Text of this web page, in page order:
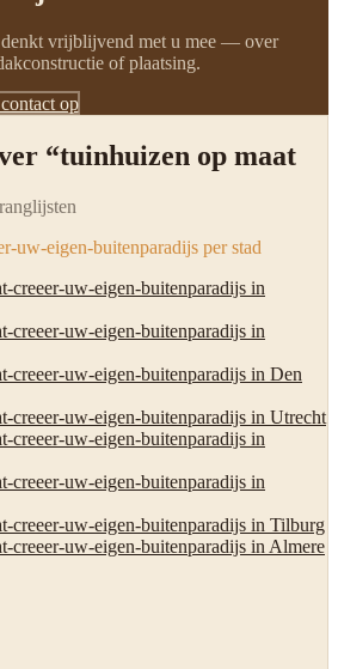
denkt vrijblijvend met u mee — over
of plaatsing.
op
“tuinhuizen op maat
uw-eigen-buitenparadijs per stad
creeer-uw-eigen-buitenparadijs in
creeer-uw-eigen-buitenparadijs in
creeer-uw-eigen-buitenparadijs in Den
creeer-uw-eigen-buitenparadijs in Utrecht
creeer-uw-eigen-buitenparadijs in
creeer-uw-eigen-buitenparadijs in
creeer-uw-eigen-buitenparadijs in Tilburg
creeer-uw-eigen-buitenparadijs in Almere